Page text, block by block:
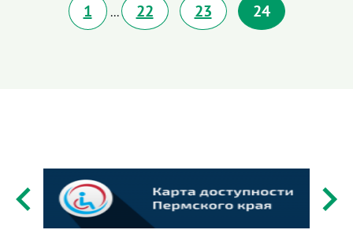
1 ... 22 23 24